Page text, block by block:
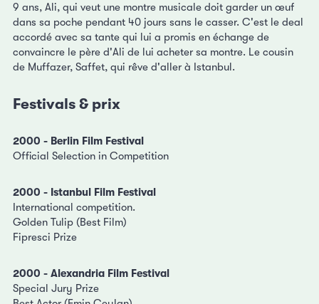
9 ans, Ali, qui veut une montre musicale doit garder un œuf
dans sa poche pendant 40 jours sans le casser. C'est le deal
accordé avec sa tante qui lui a promis en échange de
convaincre le père d'Ali de lui acheter sa montre. Le cousin
de Muffazer, Saffet, qui rêve d'aller à Istanbul.
Festivals & prix
2000 - Berlin Film Festival
Official Selection in Competition
2000 - Istanbul Film Festival
International competition.
Golden Tulip (Best Film)
Fipresci Prize
2000 - Alexandria Film Festival
Special Jury Prize